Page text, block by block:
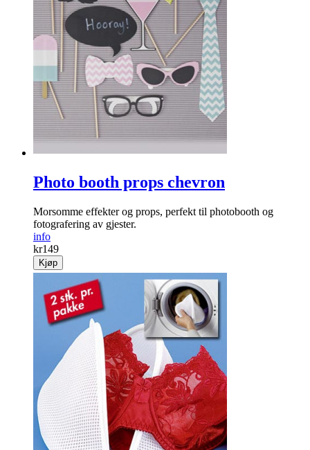
Photo booth props chevron
Morsomme effekter og props, perfekt til photobooth og
fotografering av gjester.
info
kr149
Kjøp